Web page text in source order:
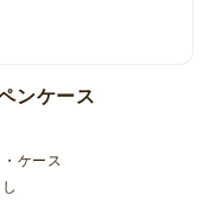
ンケース
ケース